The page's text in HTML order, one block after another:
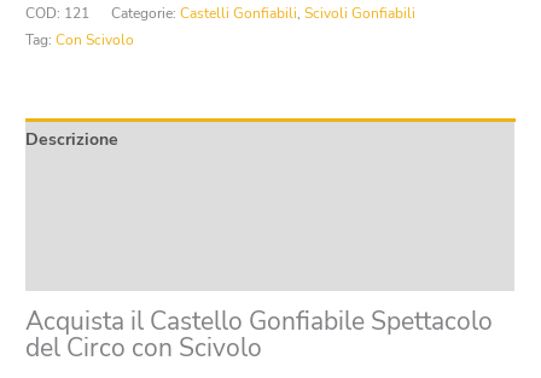
del
Circo
quantità
COD: 121 Categorie:Castelli Gonfiabili,Scivoli Gonfiabili
Tag:Con Scivolo
Descrizione
Acquista il Castello Gonfiabile Spettacolo
del Circo con Scivolo